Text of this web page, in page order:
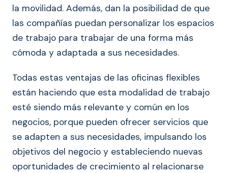
la movilidad. Además, dan la posibilidad de que
las compañías puedan personalizar los espacios
de trabajo para trabajar de una forma más
cómoda y adaptada a sus necesidades.
Todas estas ventajas de las oficinas flexibles
están haciendo que esta modalidad de trabajo
esté siendo más relevante y común en los
negocios, porque pueden ofrecer servicios que
se adapten a sus necesidades, impulsando los
objetivos del negocio y estableciendo nuevas
oportunidades de crecimiento al relacionarse